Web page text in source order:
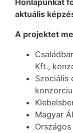
Honlapunkat
aktuális
A projektet
Kft.,
Szociális
Magyar